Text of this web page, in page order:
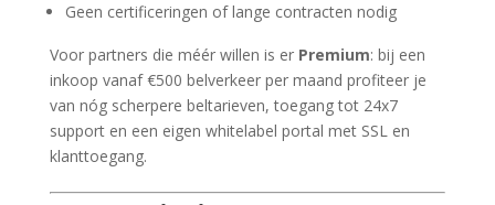
Geen certificeringen of lange contracten nodig
Voor partners die méér willen is er Premium: bij een
inkoop vanaf €500 belverkeer per maand profiteer je
van nóg scherpere beltarieven, toegang tot 24x7
support en een eigen whitelabel portal met SSL en
klanttoegang.